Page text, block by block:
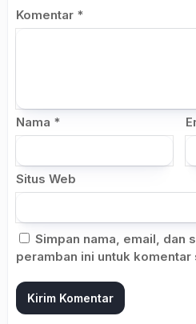
Komentar *
Nama *
Situs Web
Simpan nama, email, dan
peramban ini untuk komentar